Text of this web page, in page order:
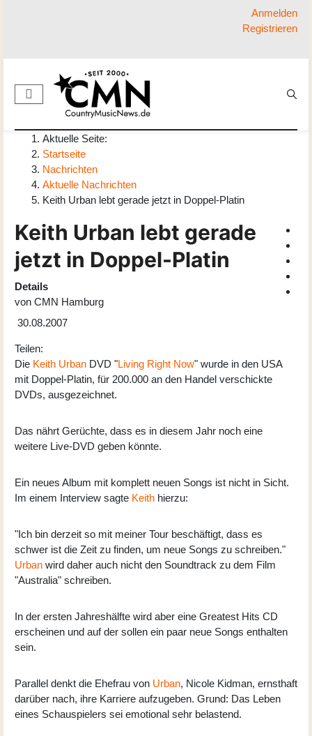
Anmelden
Registrieren
Aktuelle Seite:
Startseite
Nachrichten
Aktuelle Nachrichten
Keith Urban lebt gerade jetzt in Doppel-Platin
Keith Urban lebt gerade
jetzt in Doppel-Platin
Details
von CMN Hamburg
30.08.2007
Teilen:
Die Keith Urban DVD "Living Right Now" wurde in den USA
mit Doppel-Platin, für 200.000 an den Handel verschickte
DVDs, ausgezeichnet.
Das nährt Gerüchte, dass es in diesem Jahr noch eine
weitere Live-DVD geben könnte.
Ein neues Album mit komplett neuen Songs ist nicht in Sicht.
Im einem Interview sagte Keith hierzu:
"Ich bin derzeit so mit meiner Tour beschäftigt, dass es
schwer ist die Zeit zu finden, um neue Songs zu schreiben."
Urban wird daher auch nicht den Soundtrack zu dem Film
"Australia" schreiben.
In der ersten Jahreshälfte wird aber eine Greatest Hits CD
erscheinen und auf der sollen ein paar neue Songs enthalten
sein.
Parallel denkt die Ehefrau von Urban, Nicole Kidman, ernsthaft
darüber nach, ihre Karriere aufzugeben. Grund: Das Leben
eines Schauspielers sei emotional sehr belastend.